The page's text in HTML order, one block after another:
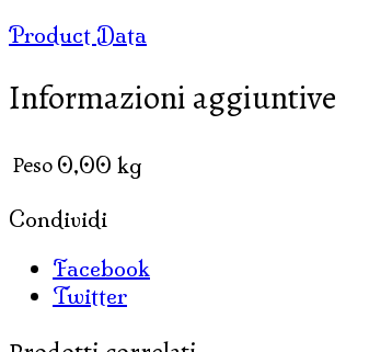
Product Data
Informazioni aggiuntive
Peso 0,00 kg
Condividi
Facebook
Twitter